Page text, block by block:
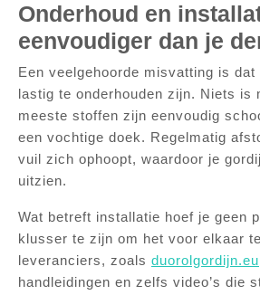
Onderhoud en
eenvoudiger dan je
Een veelgehoorde misvatting is dat
lastig te onderhouden zijn. Niets is
meeste stoffen zijn eenvoudig
een vochtige doek. Regelmatig
vuil zich ophoopt, waardoor je
uitzien.
Wat betreft installatie hoef je geen
klusser te zijn om het voor elkaar
leveranciers, zoals duorolgordijn.eu
handleidingen en zelfs video’s die